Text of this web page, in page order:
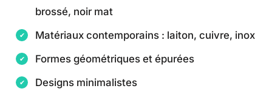
brossé, noir mat
Matériaux contemporains : laiton, cuivre, inox
Formes géométriques et épurées
Designs minimalistes